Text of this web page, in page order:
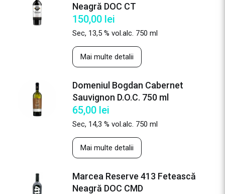
Neagră DOC CT
150,00 lei
Sec, 13,5 % vol.alc. 750 ml
Mai multe detalii
Domeniul Bogdan Cabernet
Sauvignon D.O.C. 750 ml
65,00 lei
Sec, 14,3 % vol.alc. 750 ml
Mai multe detalii
Marcea Reserve 413 Fetească
Neagră DOC CMD